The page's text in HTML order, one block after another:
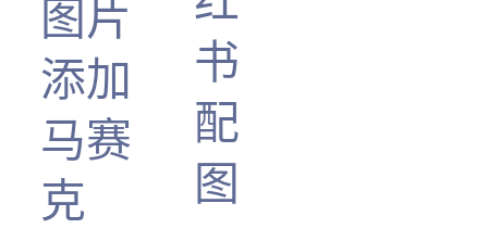
图片
添加
马赛
克
书
配
图